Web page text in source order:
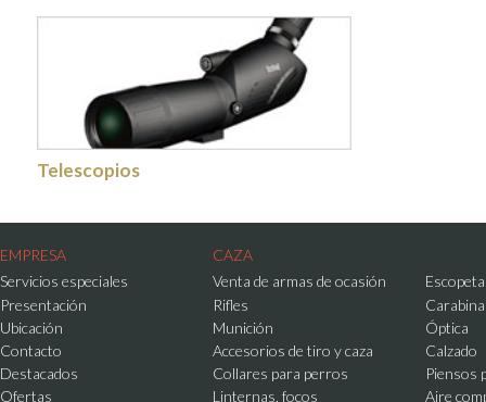
Telescopios
EMPRESA
Servicios especiales
Presentación
Ubicación
Contacto
Destacados
Ofertas
CAZA
Venta de armas de ocasión
Rifles
Munición
Óptica
Accesorios de tiro y caza
Calzado
Collares para perros
Piensos
Linternas, focos
Aire